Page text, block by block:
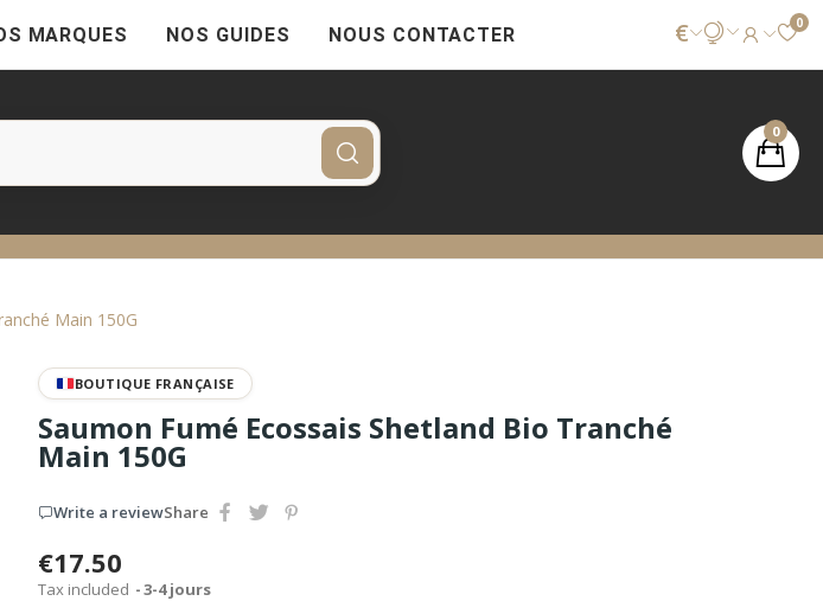
MARQUES NOS GUIDES NOUS CONTACTER € 0
0
Main 150G
BOUTIQUE FRANÇAISE
Saumon Fumé Ecossais Shetland Bio Tranché
Main 150G
Write a reviewShare
€17.50
Tax included 3-4 jours